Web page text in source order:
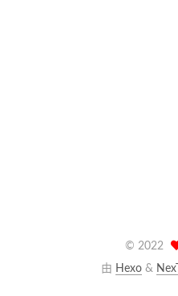
© 2022
由 Hexo&